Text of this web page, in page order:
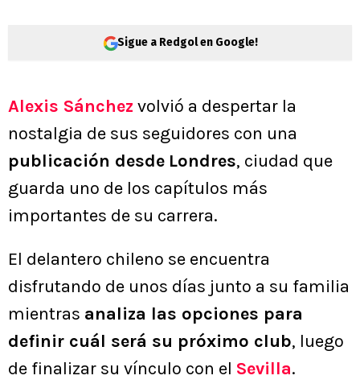
Sigue a Redgol en Google!
Alexis Sánchez volvió a despertar la
nostalgia de sus seguidores con una
publicación desde Londres, ciudad que
guarda uno de los capítulos más
importantes de su carrera.
El delantero chileno se encuentra
disfrutando de unos días junto a su familia
mientras analiza las opciones para
definir cuál será su próximo club, luego
de finalizar su vínculo con el Sevilla.